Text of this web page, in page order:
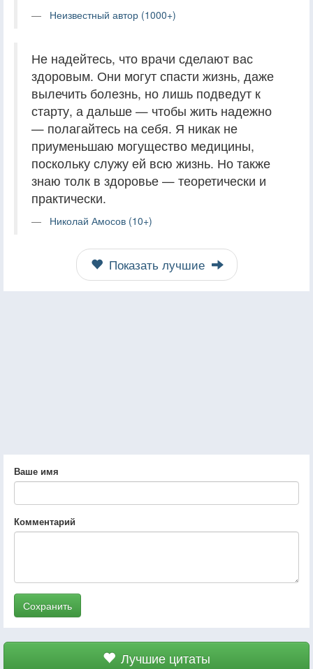
Неизвестный автор (1000+)
Не надейтесь, что врачи сделают вас
здоровым. Они могут спасти жизнь, даже
вылечить болезнь, но лишь подведут к
старту, а дальше — чтобы жить надежно
— полагайтесь на себя. Я никак не
приуменьшаю могущество медицины,
поскольку служу ей всю жизнь. Но также
знаю толк в здоровье — теоретически и
практически.
Николай Амосов (10+)
Показать лучшие
Ваше имя
Комментарий
Сохранить
Лучшие цитаты